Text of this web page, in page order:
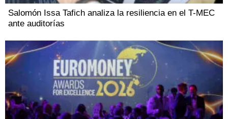
Salomón Issa Tafich analiza la resiliencia en el T-MEC
ante auditorías